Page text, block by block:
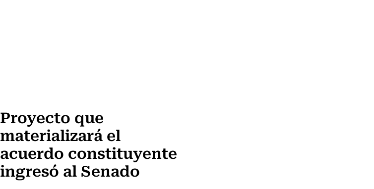
Proyecto que
materializará el
acuerdo constituyente
ingresó al Senado